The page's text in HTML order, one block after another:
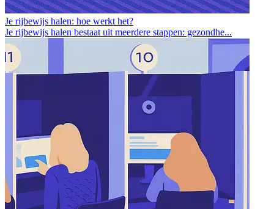
Je rijbewijs halen: hoe werkt het?
Je rijbewijs halen bestaat uit meerdere stappen: gezondhe...